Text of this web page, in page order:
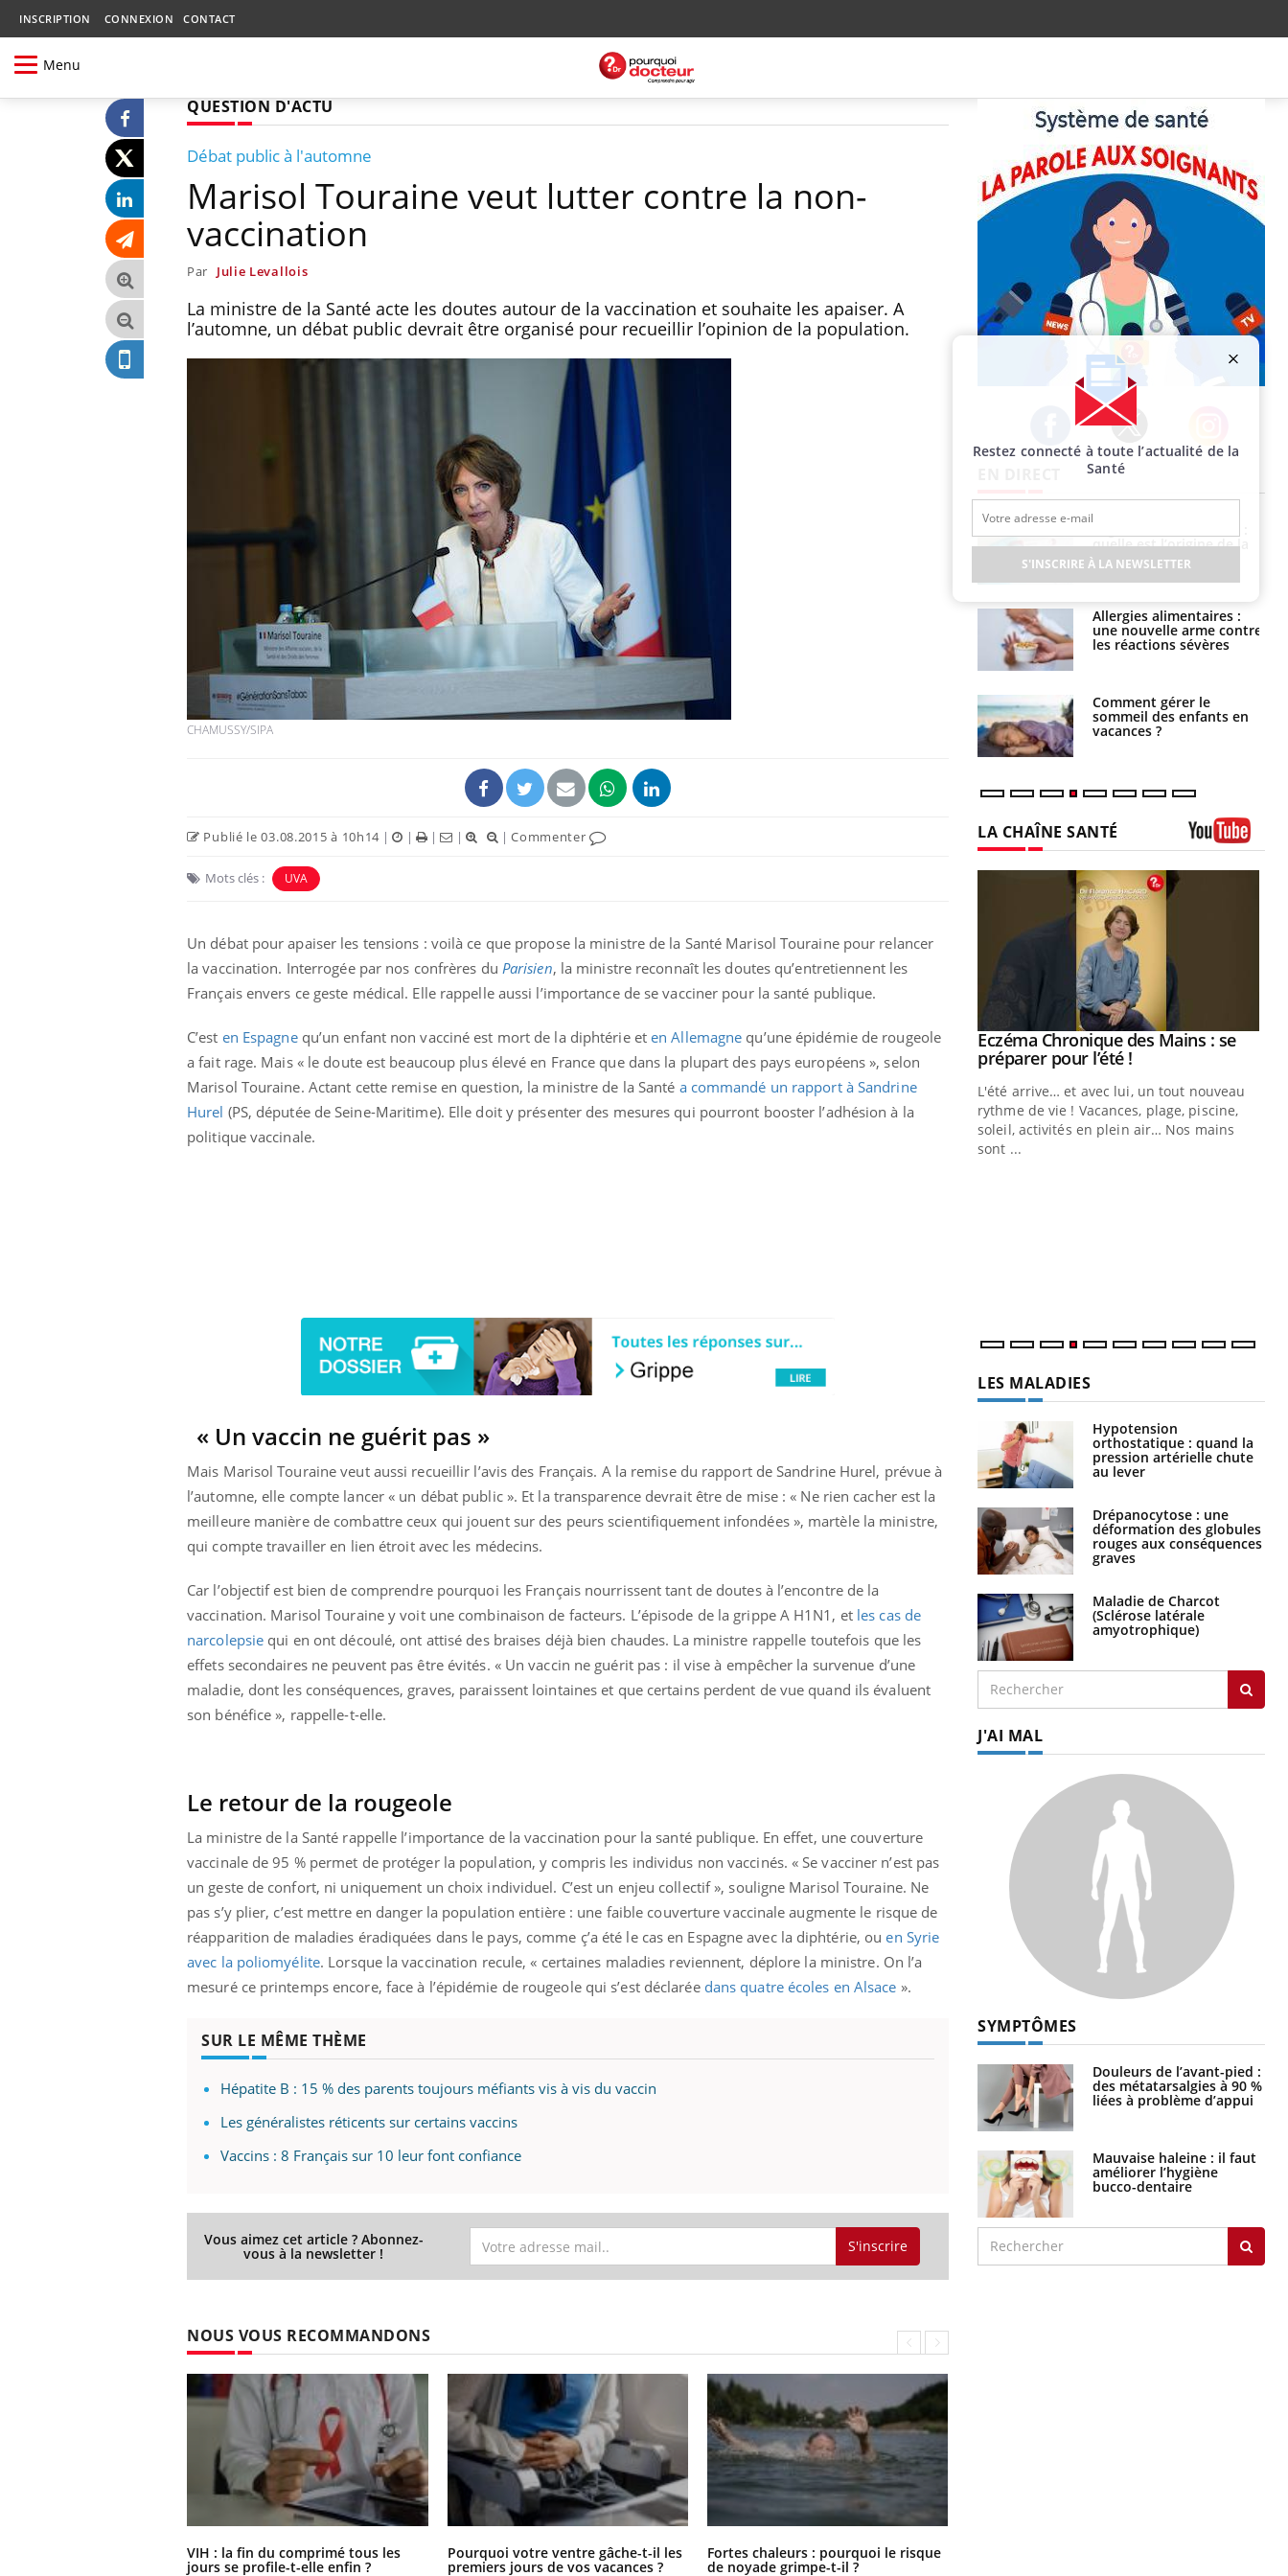
INSCRIPTION CONNEXION CONTACT
Menu
QUESTION D'ACTU
Débat public à l'automne
Marisol Touraine veut lutter contre la non-
vaccination
Par Julie Levallois
La ministre de la Santé acte les doutes autour de la vaccination et souhaite les apaiser. A
l’automne, un débat public devrait être organisé pour recueillir l’opinion de la population.
CHAMUSSY/SIPA
Publié le 03.08.2015 à 10h14 | | | | |Commenter
Mots clés : UVA
Un débat pour apaiser les tensions : voilà ce que propose la ministre de la Santé Marisol Touraine pour relancer
la vaccination. Interrogée par nos confrères du Parisien, la ministre reconnaît les doutes qu’entretiennent les
Français envers ce geste médical. Elle rappelle aussi l’importance de se vacciner pour la santé publique.
C’est en Espagnequ’un enfant non vacciné est mort de la diphtérie eten Allemagne qu’une épidémie de rougeole
a fait rage. Mais « le doute est beaucoup plus élevé en France que dans la plupart des pays européens », selon
Marisol Touraine. Actant cette remise en question, la ministre de la Santé a commandé un rapport à Sandrine
Hurel (PS, députée de Seine-Maritime). Elle doit y présenter des mesures qui pourront booster l’adhésion à la
politique vaccinale.
« Un vaccin ne guérit pas »
Mais Marisol Touraine veut aussi recueillir l’avis des Français. A la remise du rapport de Sandrine Hurel, prévue à
l’automne, elle compte lancer « un débat public ». Et la transparence devrait être de mise : « Ne rien cacher est la
meilleure manière de combattre ceux qui jouent sur des peurs scientifiquement infondées », martèle la ministre,
qui compte travailler en lien étroit avec les médecins.
Car l’objectif est bien de comprendre pourquoi les Français nourrissent tant de doutes à l’encontre de la
vaccination. Marisol Touraine y voit une combinaison de facteurs. L’épisode de la grippe A H1N1, et les cas de
narcolepsie qui en ont découlé, ont attisé des braises déjà bien chaudes. La ministre rappelle toutefois que les
effets secondaires ne peuvent pas être évités. « Un vaccin ne guérit pas : il vise à empêcher la survenue d’une
maladie, dont les conséquences, graves, paraissent lointaines et que certains perdent de vue quand ils évaluent
son bénéfice », rappelle-t-elle.
Le retour de la rougeole
La ministre de la Santé rappelle l’importance de la vaccination pour la santé publique. En effet, une couverture
vaccinale de 95 % permet de protéger la population, y compris les individus non vaccinés. « Se vacciner n’est pas
un geste de confort, ni uniquement un choix individuel. C’est un enjeu collectif », souligne Marisol Touraine. Ne
pas s’y plier, c’est mettre en danger la population entière : une faible couverture vaccinale augmente le risque de
réapparition de maladies éradiquées dans le pays, comme ç’a été le cas en Espagne avec la diphtérie, ouen Syrie
avec la poliomyélite. Lorsque la vaccination recule, « certaines maladies reviennent, déplore la ministre. On l’a
mesuré ce printemps encore, face à l’épidémie de rougeole qui s’est déclarée dans quatre écoles en Alsace ».
SUR LE MÊME THÈME
Hépatite B : 15 % des parents toujours méfiants vis à vis du vaccin
Les généralistes réticents sur certains vaccins
Vaccins : 8 Français sur 10 leur font confiance
Vous aimez cet article ? Abonnez-
vous à la newsletter ! S'inscrire
NOUS VOUS RECOMMANDONS
VIH : la fin du comprimé tous les
jours se profile-t-elle enfin ?
Pourquoi votre ventre gâche-t-il les
premiers jours de vos vacances ?
Fortes chaleurs : pourquoi le risque
de noyade grimpe-t-il ?
Facebook Twitter Instagram
VIH : la fin du comprimé
tous les jours se profile-t-
Pourquoi votre ventre
gâche-t-il les premiers
jours de vos vacances ?
Fortes chaleurs :
pourquoi le risque de
noyade grimpe-t-il ?
Le Viagra pourrait-il
freiner la propagation du
cancer ?
Pourquoi manger moins
de protéines pourrait
finalement être bénéfique
Grossesse et chaleur : ce
que dit la science
quelle est l’origine de la
contamination ?
Allergies alimentaires :
une nouvelle arme contre
les réactions sévères
Comment gérer le
sommeil des enfants en
vacances ?
LA CHAÎNE SANTÉ
Eczéma Chronique des Mains :
expliquer ma maladieYoutube
Il y a des sujets qui sont faciles à aborder...
d'autres non ! D'un côté, poser des
questions sur la maladie d'un proche c'est
Youtube
Carence en fer : comprendre pour
prévenirYoutube
Fatigue, irritabilité, brouillard mental ou
même alopécie… Les symptômes de la
Youtube
Insuline & Charge mentale : et si on
osait en parler??Youtube
En 2026, l'insuline dans le diabète de type 2
reste entourée d'idées reçues chez les
Youtube
Eczéma Chronique des Mains : se
préparer pour l’été !Youtube
L'été arrive… et avec lui, un tout nouveau
rythme de vie ! Vacances, plage, piscine,
soleil, activités en plein air… Nos mains
sont ...
LES MALADIES
Hypotension
orthostatique : quand la
pression artérielle chute
au lever
Drépanocytose : une
déformation des globules
rouges aux conséquences
graves
Maladie de Charcot
(Sclérose latérale
amyotrophique)
J'AI MAL
SYMPTÔMES
Douleurs de l’avant-pied :
des métatarsalgies à 90 %
liées à problème d’appui
Mauvaise haleine : il faut
améliorer l’hygiène
bucco-dentaire
Restez connecté à toute l’actualité de la
Santé
S'INSCRIRE À LA NEWSLETTER